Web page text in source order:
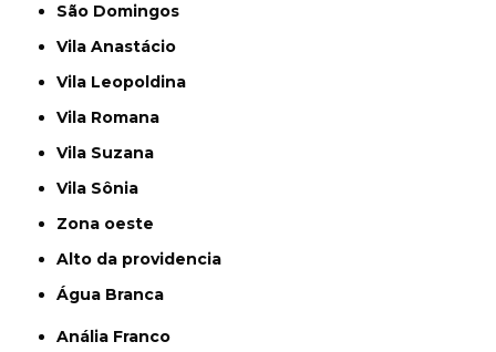
São Domingos
Vila Anastácio
Vila Leopoldina
Vila Romana
Vila Suzana
Vila Sônia
Zona oeste
alto da providencia
Água Branca
Anália Franco